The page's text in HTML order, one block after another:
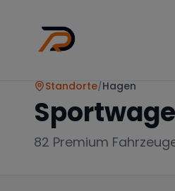
Standorte/Hagen
82 Premium